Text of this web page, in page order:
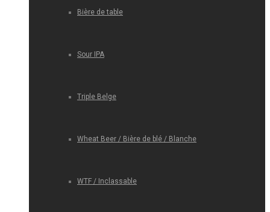
Bière de table
Sour IPA
Triple Belge
Wheat Beer / Bière de blé / Blanche
WTF / Inclassable